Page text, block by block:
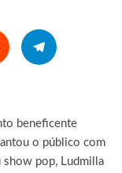
beneficente
o público com
show pop, Ludmilla